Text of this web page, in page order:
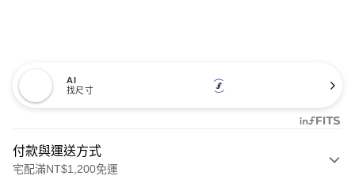
AI
找尺寸
付款與運送方式
宅配滿NT$1,200免運